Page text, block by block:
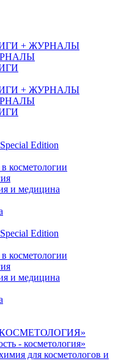
+ ЖУРНАЛЫ
+ ЖУРНАЛЫ
Edition
косметологии
и медицина
Edition
косметологии
и медицина
КОСМЕТОЛОГИЯ»
- косметология»
для косметологов и